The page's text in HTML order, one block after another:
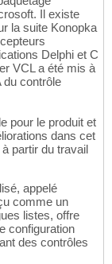
Il existe
la suite Konopka
Delphi et C
VCL a été mis à
du contrôle
pour le produit et
dans cet
partir du travail
appelé
comme un
listes, offre
configuration
des contrôles